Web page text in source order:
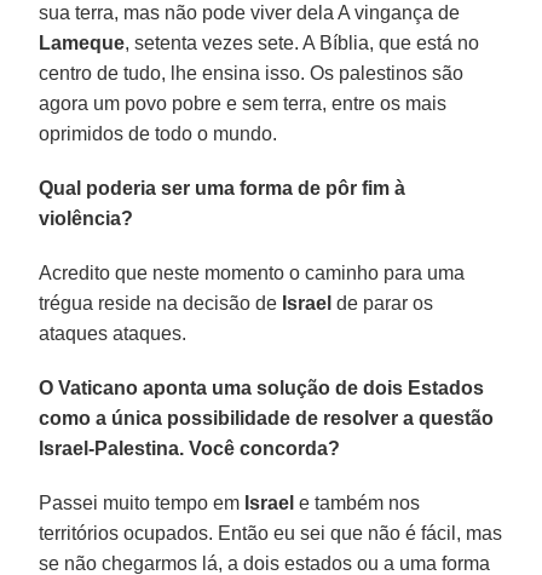
sua terra, mas não pode viver dela A vingança de
Lameque, setenta vezes sete. A Bíblia, que está no
centro de tudo, lhe ensina isso. Os palestinos são
agora um povo pobre e sem terra, entre os mais
oprimidos de todo o mundo.
Qual poderia ser uma forma de pôr fim à
violência?
Acredito que neste momento o caminho para uma
trégua reside na decisão de Israel de parar os
ataques ataques.
O Vaticano aponta uma solução de dois Estados
como a única possibilidade de resolver a questão
Israel-Palestina. Você concorda?
Passei muito tempo em Israel e também nos
territórios ocupados. Então eu sei que não é fácil, mas
se não chegarmos lá, a dois estados ou a uma forma